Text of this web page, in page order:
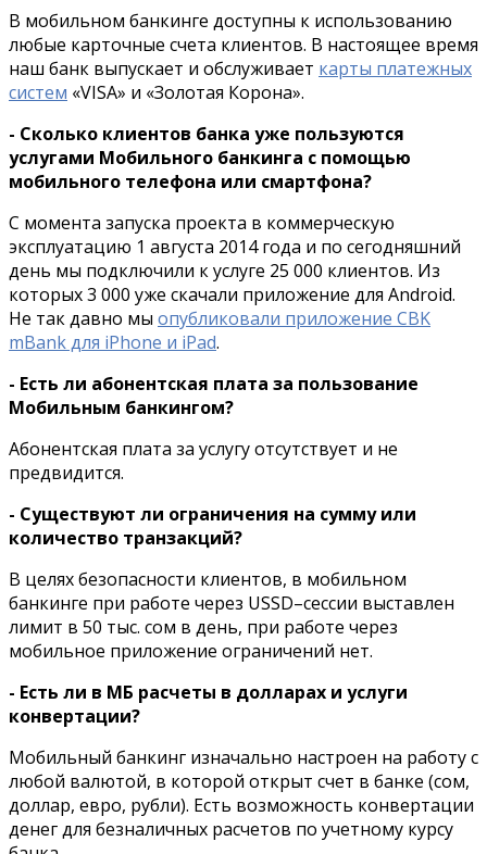
В мобильном банкинге доступны к использованию
любые карточные счета клиентов. В настоящее время
наш банк выпускает и обслуживает карты платежных
систем «VISA» и «Золотая Корона».
- Сколько клиентов банка уже пользуются
услугами Мобильного банкинга с помощью
мобильного телефона или смартфона?
С момента запуска проекта в коммерческую
эксплуатацию 1 августа 2014 года и по сегодняшний
день мы подключили к услуге 25 000 клиентов. Из
которых 3 000 уже скачали приложение для Android.
Не так давно мы опубликовали приложение CBK
mBank для iPhone и iPad.
- Есть ли абонентская плата за пользование
Мобильным банкингом?
Абонентская плата за услугу отсутствует и не
предвидится.
- Существуют ли ограничения на сумму или
количество транзакций?
В целях безопасности клиентов, в мобильном
банкинге при работе через USSD–сессии выставлен
лимит в 50 тыс. сом в день, при работе через
мобильное приложение ограничений нет.
- Есть ли в МБ расчеты в долларах и услуги
конвертации?
Мобильный банкинг изначально настроен на работу с
любой валютой, в которой открыт счет в банке (сом,
доллар, евро, рубли). Есть возможность конвертации
денег для безналичных расчетов по учетному курсу